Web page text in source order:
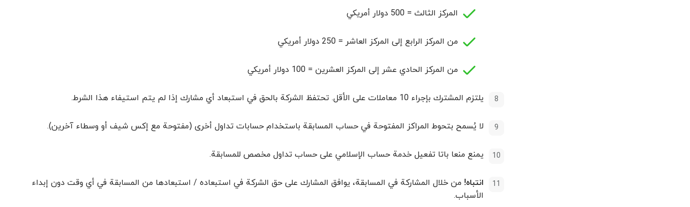
المركز الثالث = 500 دولار أمريكي
من المركز الرابع إلى المركز العاشر = 250 دولار أمريكي
من المركز الحادي عشر إلى المركز العشرين = 100 دولار أمريكي
يلتزم المشترك بإجراء 10 معاملات على الأقل. تحتفظ الشركة بالحق في استبعاد أي مشارك إذا لم يتم استيفاء هذا الشرط.
لا يُسمح بتحوط المراكز المفتوحة في حساب المسابقة باستخدام حسابات تداول أخرى (مفتوحة مع إكس شيف أو وسطاء آخرين).
يمنع منعا باتا تفعيل خدمة حساب الإسلامي على حساب تداول مخصص للمسابقة.
انتباه! من خلال المشاركة في المسابقة، يوافق المشارك على حق الشركة في استبعاده / استبعادها من المسابقة في أي وقت دون إبداء
الأسباب.